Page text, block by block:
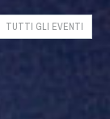
TUTTI GLI EVENTI